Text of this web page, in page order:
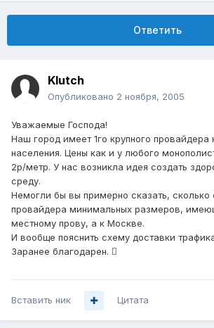
Ответить
Klutch
Опубликовано 2 ноября, 2005
Уважаемые Господа!
Наш город имеет 1го крупного провайдера
населения. Цены как и у любого
2р/метр. У нас возникла идея создать
среду.
Немогли бы вы примерно сказать, сколько
провайдера минимальных размеров,
местному прову, а к Москве.
И вообще пояснить схему доставки
Заранее благодарен. 
Вставить ник Цитата